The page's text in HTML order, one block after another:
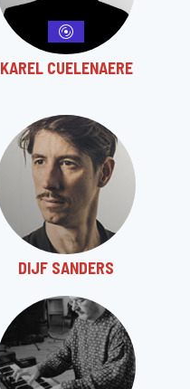
KAREL CUELENAERE
DIJF SANDERS